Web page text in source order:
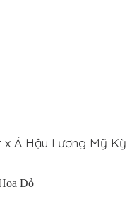
x Á Hậu Lương Mỹ Kỳ